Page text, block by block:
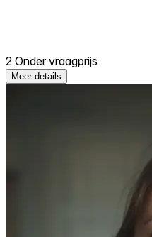
2 Onder vraagprijs
Meer details